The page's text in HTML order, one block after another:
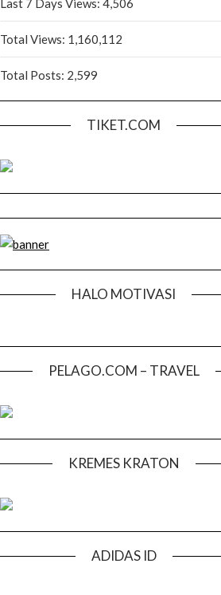
Last 7 Days Views: 4,506
Total Views: 1,160,112
Total Posts: 2,599
TIKET.COM
HALO MOTIVASI
PELAGO.COM – TRAVEL
KREMES KRATON
ADIDAS ID